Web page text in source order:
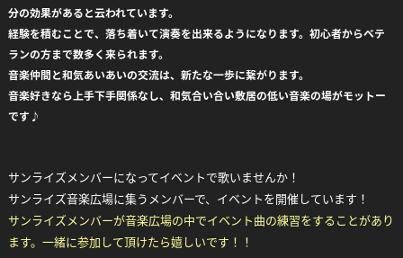
分の効果があると云われています。
経験を積むことで、落ち着いて演奏を出来るようになります。初心者からベテ
ランの方まで数多く来られます。
音楽仲間と和気あいあいの交流は、新たな一歩に繋がります。
音楽好きなら上手下手関係なし、和気合い合い敷居の低い音楽の場がモットー
です♪
サンライズメンバーになってイベントで歌いませんか！
サンライズ音楽広場に集うメンバーで、イベントを開催しています！
サンライズメンバーが音楽広場の中でイベント曲の練習をすることがあり
ます。一緒に参加して頂けたら嬉しいです！！